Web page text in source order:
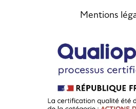
Mentions